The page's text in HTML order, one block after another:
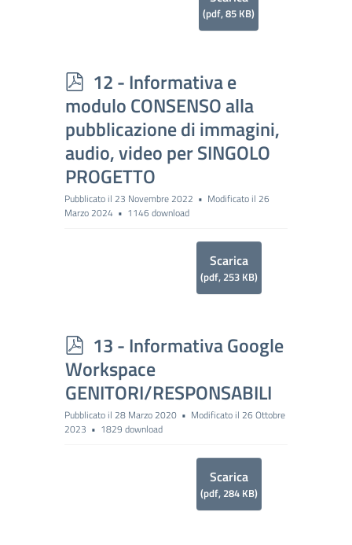
(pdf,85 KB)
p
d
f
12 - Informativa e
modulo CONSENSO alla
pubblicazione di immagini,
audio, video per SINGOLO
PROGETTO
Pubblicato il 23 Novembre 2022
Modificato il 26
Marzo 2024
1146 download
Scarica
(pdf, 253 KB)
p
d
f
13 - Informativa Google
Workspace
GENITORI/RESPONSABILI
Pubblicato il 28 Marzo 2020
Modificato il 26 Ottobre
2023
1829 download
Scarica
(pdf, 284 KB)